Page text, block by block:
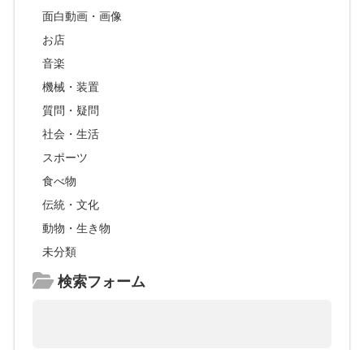
面白動画・画像
お店
音楽
機械・装置
質問・疑問
社会・生活
スポーツ
食べ物
伝統・文化
動物・生き物
未分類
検索フォーム